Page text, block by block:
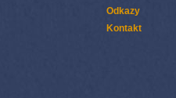
Odkazy
Kontakt